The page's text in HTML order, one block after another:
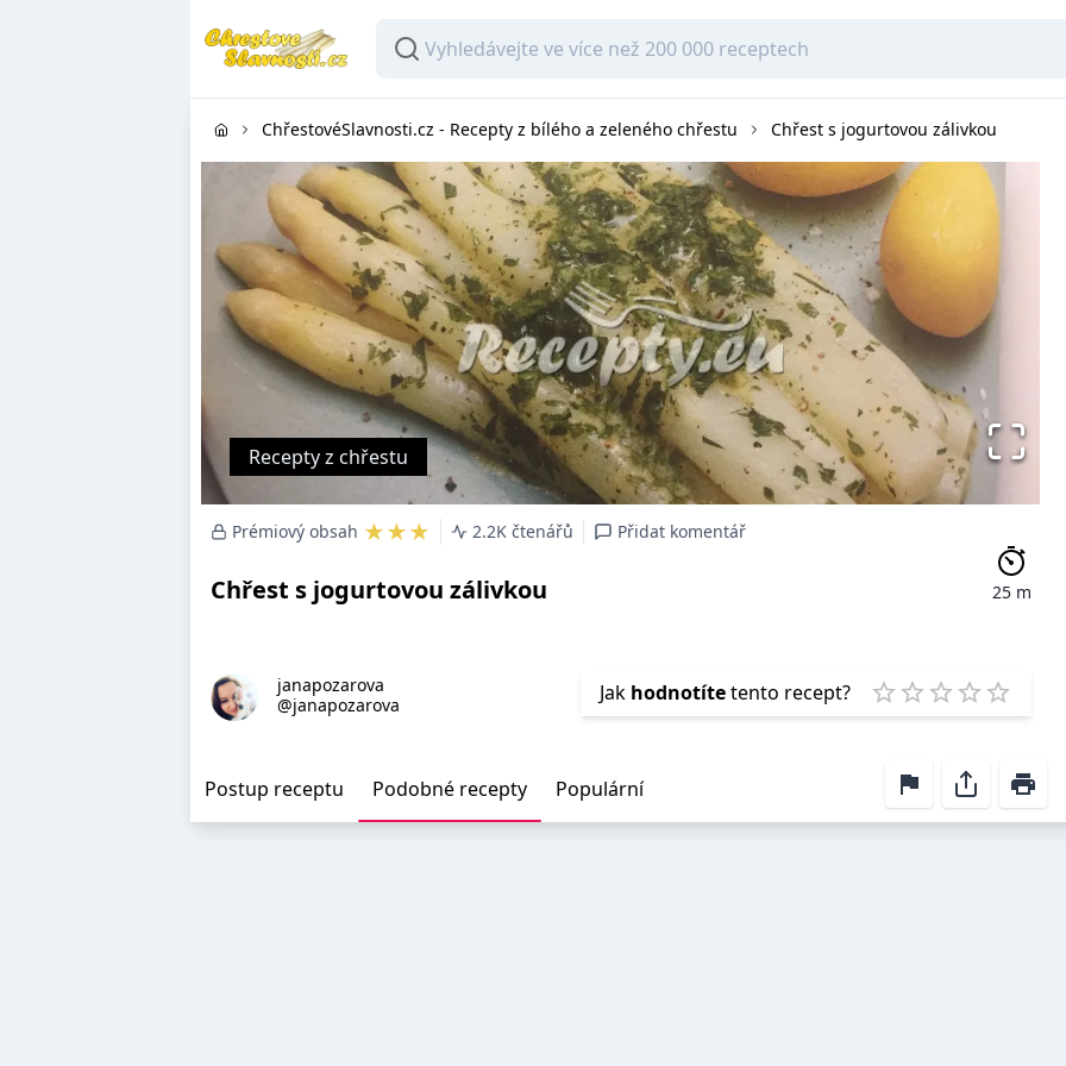
ChřestovéSlavnosti.cz - Recepty z bílého a zeleného chřestu Chřest s jogurtovou zálivkou
Recepty z chřestu
Prémiový obsah ★★★ 2.2K čtenářů Přidat komentář
Chřest s jogurtovou zálivkou 25 m
janapozarova
@janapozarova
Jak hodnotítetento recept?
1 Star
2 Stars
3 Stars
4 Stars
5
Postup receptu Podobné recepty Populární